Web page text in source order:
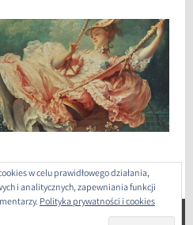
w celu prawidłowego działania,
i analitycznych, zapewniania funkcji
Polityka prywatności i cookies